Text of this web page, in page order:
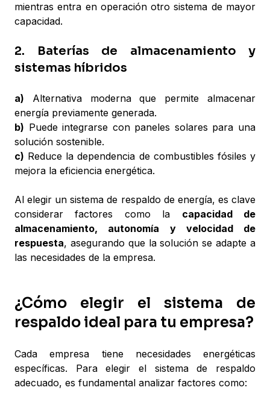
mientras entra en operación otro sistema de mayor
capacidad.
2. Baterías de almacenamiento y
sistemas híbridos
a) Alternativa moderna que permite almacenar
energía previamente generada.
b) Puede integrarse con paneles solares para una
solución sostenible.
c) Reduce la dependencia de combustibles fósiles y
mejora la eficiencia energética.
Al elegir un sistema de respaldo de energía, es clave
considerar factores como la capacidad de
almacenamiento, autonomía y velocidad de
respuesta, asegurando que la solución se adapte a
las necesidades de la empresa.
¿Cómo elegir el sistema de
respaldo ideal para tu empresa?
Cada empresa tiene necesidades energéticas
específicas. Para elegir el sistema de respaldo
adecuado, es fundamental analizar factores como: